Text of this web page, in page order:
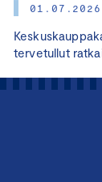
01.07.2026
tervetullut